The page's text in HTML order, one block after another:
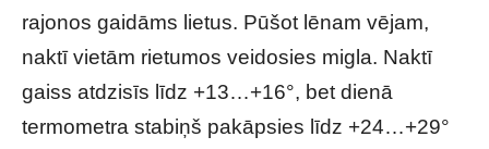
rajonos gaidāms lietus. Pūšot lēnam vējam,
naktī vietām rietumos veidosies migla. Naktī
gaiss atdzisīs līdz +13…+16°, bet dienā
termometra stabiņš pakāpsies līdz +24…+29°